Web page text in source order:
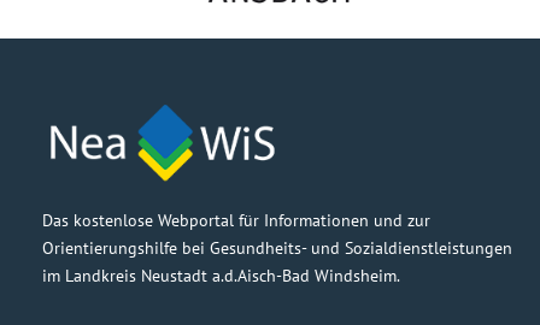
Das kostenlose Webportal für Informationen und zur
Orientierungshilfe bei Gesundheits- und Sozialdienstleistungen
im Landkreis Neustadt a.d.Aisch-Bad Windsheim.